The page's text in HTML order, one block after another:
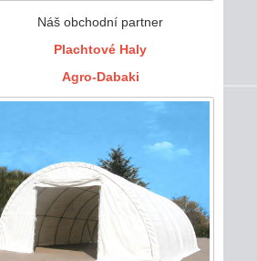
Náš obchodní partner
Plachtové Haly
Agro-Dabaki